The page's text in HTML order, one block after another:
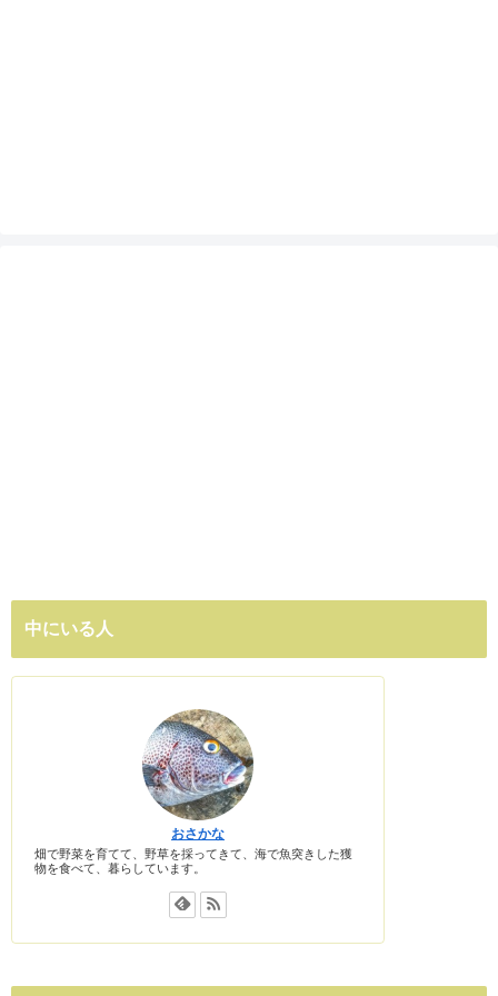
中にいる人
おさかな
畑で野菜を育てて、野草を採ってきて、海で魚突きした獲
物を食べて、暮らしています。